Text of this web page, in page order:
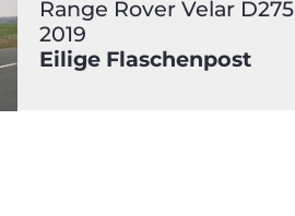
Range Rover Velar D275
2019
Eilige Flaschenpost